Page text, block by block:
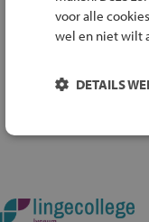
voor alle
wel en niet wilt
DETAILS